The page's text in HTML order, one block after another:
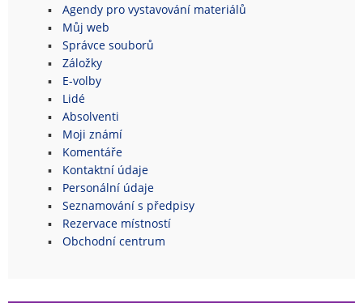
Agendy pro vystavování materiálů
Můj web
Správce souborů
Záložky
E-volby
Lidé
Absolventi
Moji známí
Komentáře
Kontaktní údaje
Personální údaje
Seznamování s předpisy
Rezervace místností
Obchodní centrum